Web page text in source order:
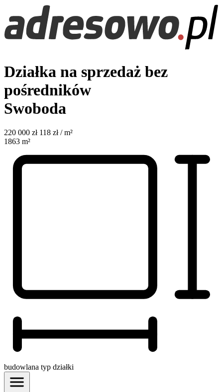
Działka na sprzedaż bez
pośredników
Swoboda
220 000 zł 118 zł / m²
1863 m²
budowlana typ działki